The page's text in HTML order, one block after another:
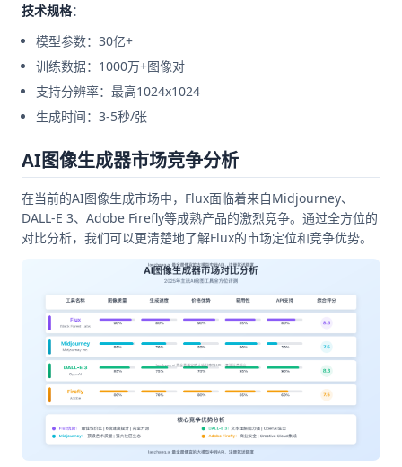
技术规格：
模型参数：30亿+
训练数据：1000万+图像对
支持分辨率：最高1024x1024
生成时间：3-5秒/张
AI图像生成器市场竞争分析
在当前的AI图像生成市场中，Flux面临着来自Midjourney、
DALL-E 3、Adobe Firefly等成熟产品的激烈竞争。通过全方位的
对比分析，我们可以更清楚地了解Flux的市场定位和竞争优势。